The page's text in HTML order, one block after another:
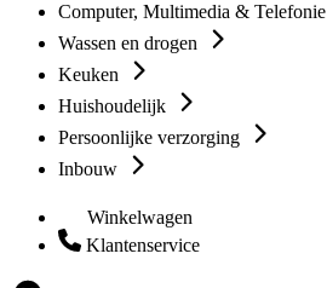
Computer, Multimedia & Telefonie
Wassen en drogen
Keuken
Huishoudelijk
Persoonlijke verzorging
Inbouw
Winkelwagen
Klantenservice